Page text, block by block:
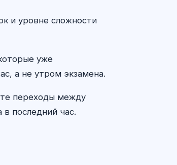
и уровне сложности
уже
а не утром экзамена.
переходы между
последний час.